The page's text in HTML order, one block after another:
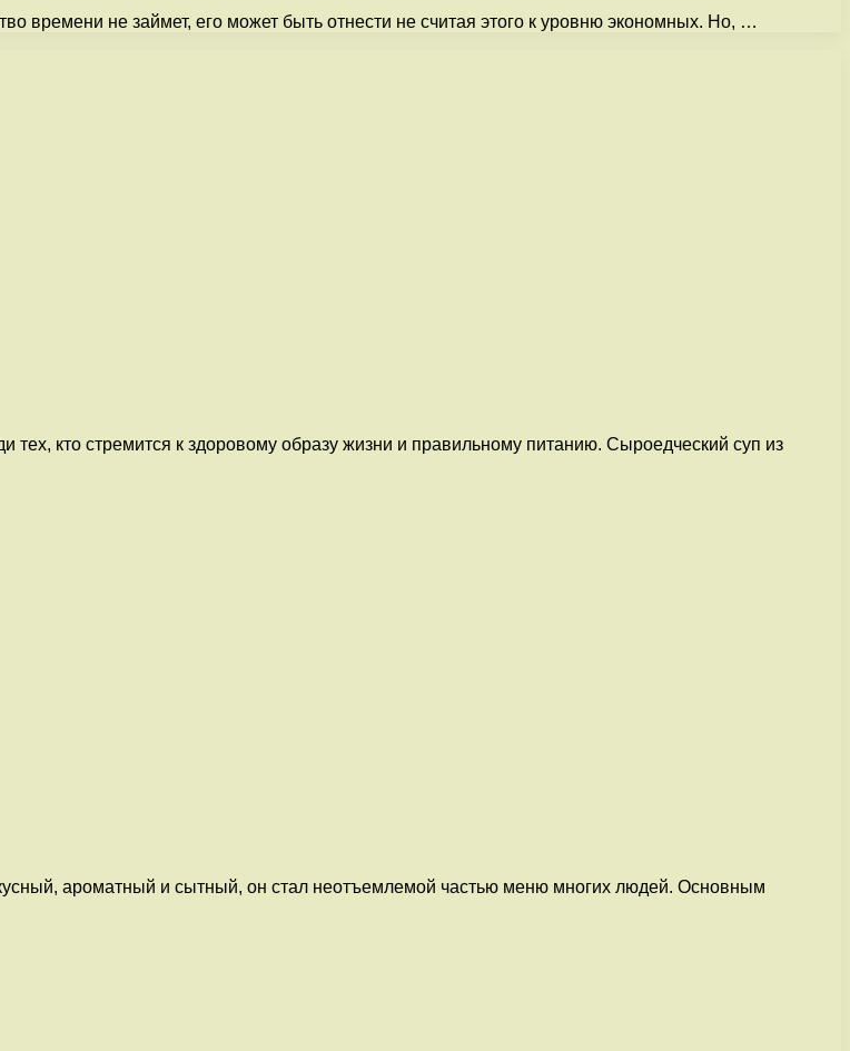
времени не займет, его может быть отнести не считая этого к уровню экономных. Но, …
тех, кто стремится к здоровому образу жизни и правильному питанию. Сыроедческий суп из
ароматный и сытный, он стал неотъемлемой частью меню многих людей. Основным